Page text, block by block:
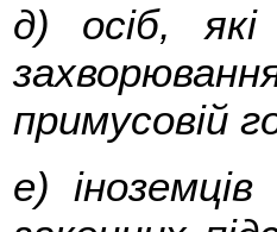
д) осіб, які
примусовій
е)